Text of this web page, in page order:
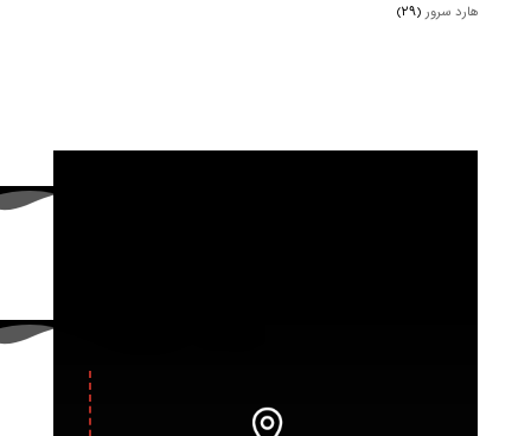
هارد سرور(۲۹)